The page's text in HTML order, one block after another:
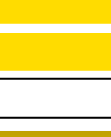
som